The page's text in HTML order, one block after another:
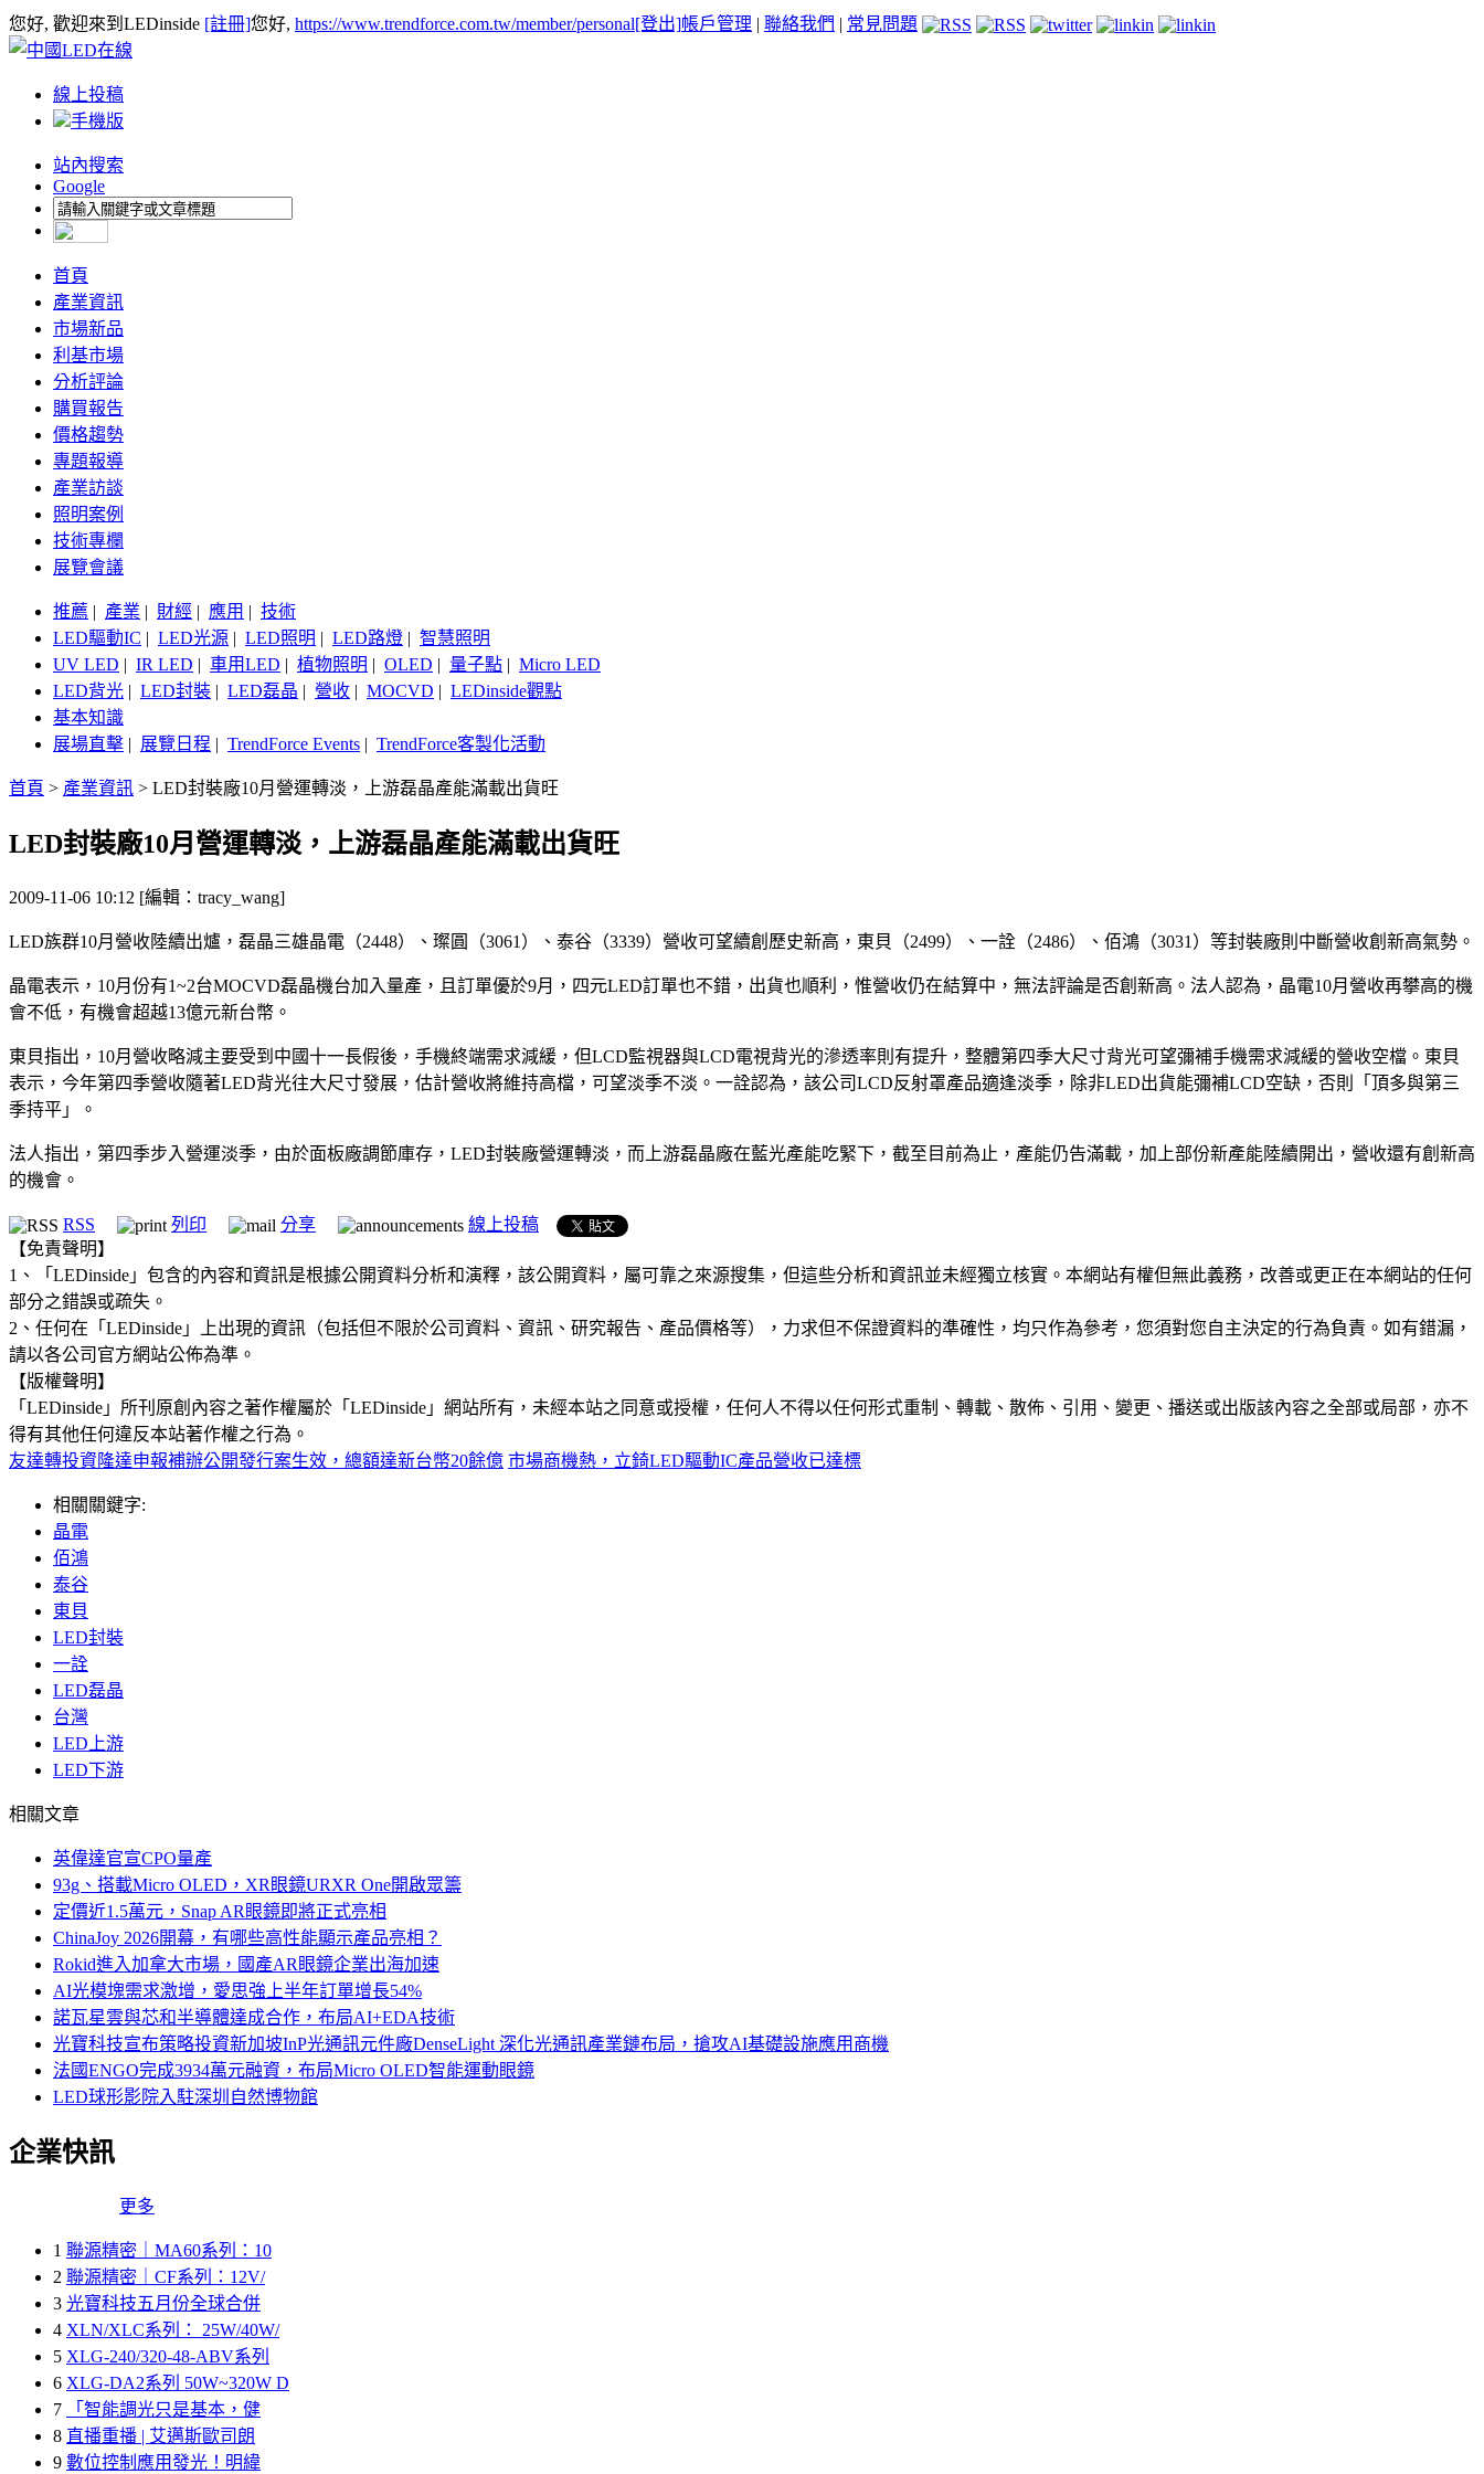
您好, 歡迎來到LEDinside [註冊]您好, https://www.trendforce.com.tw/member/personal[登出]帳戶管理 | 聯絡我們 | 常見問題
線上投稿
手機版
站內搜索
Google
首頁
產業資訊
市場新品
利基市場
分析評論
購買報告
價格趨勢
專題報導
產業訪談
照明案例
技術專欄
展覽會議
推薦 | 產業 | 財經 | 應用 | 技術
LED驅動IC | LED光源 | LED照明 | LED路燈 | 智慧照明
UV LED | IR LED | 車用LED | 植物照明 | OLED | 量子點 | Micro LED
LED背光 | LED封裝 | LED磊晶 | 營收 | MOCVD | LEDinside觀點
基本知識
展場直擊 | 展覽日程 | TrendForce Events | TrendForce客製化活動
首頁 > 產業資訊 > LED封裝廠10月營運轉淡，上游磊晶產能滿載出貨旺
LED封裝廠10月營運轉淡，上游磊晶產能滿載出貨旺
2009-11-06 10:12 [編輯：tracy_wang]
LED族群10月營收陸續出爐，磊晶三雄晶電（2448）、璨圓（3061）、泰谷（3339）營收可望續創歷史新高，東貝（2499）、一詮（2486）、佰鴻（3031）等封裝廠則中斷營收創新高氣勢。
晶電表示，10月份有1~2台MOCVD磊晶機台加入量產，且訂單優於9月，四元LED訂單也不錯，出貨也順利，惟營收仍在結算中，無法評論是否創新高。法人認為，晶電10月營收再攀高的機
會不低，有機會超越13億元新台幣。
東貝指出，10月營收略減主要受到中國十一長假後，手機終端需求減緩，但LCD監視器與LCD電視背光的滲透率則有提升，整體第四季大尺寸背光可望彌補手機需求減緩的營收空檔。東貝
表示，今年第四季營收隨著LED背光往大尺寸發展，估計營收將維持高檔，可望淡季不淡。一詮認為，該公司LCD反射罩產品適逢淡季，除非LED出貨能彌補LCD空缺，否則「頂多與第三
季持平」。
法人指出，第四季步入營運淡季，由於面板廠調節庫存，LED封裝廠營運轉淡，而上游磊晶廠在藍光產能吃緊下，截至目前為止，產能仍告滿載，加上部份新產能陸續開出，營收還有創新高
的機會。
RSS 列印 分享
線上投稿
【免責聲明】
1、「LEDinside」包含的內容和資訊是根據公開資料分析和演釋，該公開資料，屬可靠之來源搜集，但這些分析和資訊並未經獨立核實。本網站有權但無此義務，改善或更正在本網站的任何
部分之錯誤或疏失。
2、任何在「LEDinside」上出現的資訊（包括但不限於公司資料、資訊、研究報告、產品價格等），力求但不保證資料的準確性，均只作為參考，您須對您自主決定的行為負責。如有錯漏，
請以各公司官方網站公佈為準。
【版權聲明】
「LEDinside」所刊原創內容之著作權屬於「LEDinside」網站所有，未經本站之同意或授權，任何人不得以任何形式重制、轉載、散佈、引用、變更、播送或出版該內容之全部或局部，亦不
得有其他任何違反本站著作權之行為。
友達轉投資隆達申報補辦公開發行案生效，總額達新台幣20餘億 市場商機熱，立錡LED驅動IC產品營收已達標
相關關鍵字:
晶電
佰鴻
泰谷
東貝
LED封裝
一詮
LED磊晶
台灣
LED上游
LED下游
相關文章
英偉達官宣CPO量產
93g、搭載Micro OLED，XR眼鏡URXR One開啟眾籌
定價近1.5萬元，Snap AR眼鏡即將正式亮相
ChinaJoy 2026開幕，有哪些高性能顯示產品亮相？
Rokid進入加拿大市場，國產AR眼鏡企業出海加速
AI光模塊需求激增，愛思強上半年訂單增長54%
諾瓦星雲與芯和半導體達成合作，布局AI+EDA技術
光寶科技宣布策略投資新加坡InP光通訊元件廠DenseLight 深化光通訊產業鏈布局，搶攻AI基礎設施應用商機
法國ENGO完成3934萬元融資，布局Micro OLED智能運動眼鏡
LED球形影院入駐深圳自然博物館
企業快訊
更多
1 聯源精密｜MA60系列：10
2 聯源精密｜CF系列：12V/
3 光寶科技五月份全球合併
4 XLN/XLC系列： 25W/40W/
5 XLG-240/320-48-ABV系列
6 XLG-DA2系列 50W~320W D
7
「智能調光只是基本，健
8 直播重播 | 艾邁斯歐司朗
9 數位控制應用發光！明緯